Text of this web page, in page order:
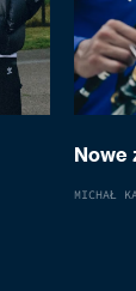
Nowe
MICHAŁ